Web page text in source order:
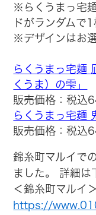
※らくうまっ宅
ドがランダムで1
※デザインはお
らくうまっ宅麺
くうま）の雫」
販売価格：税込
らくうまっ宅麺
販売価格：税込
錦糸町マルイで
ました。 詳細は
＜錦糸町マルイ＞
https://